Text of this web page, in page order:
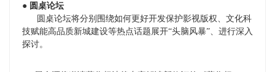
● 圆桌论坛
圆桌论坛将分别围绕如何更好开发保护影视版权、文化科
技赋能高品质新城建设等热点话题展开“头脑风暴”、进行深入
探讨。